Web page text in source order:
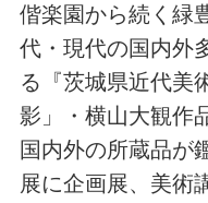
偕楽園から続く緑
代・現代の国内外
る『茨城県近代美
影」・横山大観作
国内外の所蔵品が
展に企画展、美術